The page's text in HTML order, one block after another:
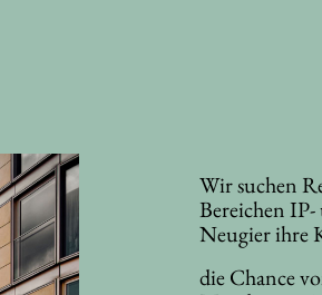
Wir suchen
Bereichen
Neugier ihre
die Chance